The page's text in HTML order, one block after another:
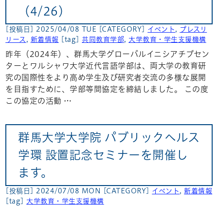
（4/26）
[投稿日] 2025/04/08 TUE [CATEGORY] イベント , プレスリ
リース , 新着情報 [tag] 共同教育学部, 大学教育・学生支援機構
昨年（2024年）、群馬大学グローバルイニシアチブセン
ターとワルシャワ大学近代言語学部は、両大学の教育研
究の国際性をより高め学生及び研究者交流の多様な展開
を目指すために、学部等間協定を締結しました。 この度
この協定の活動 …
群馬大学大学院 パブリックヘルス
学環 設置記念セミナーを開催し
ます。
[投稿日] 2024/07/08 MON [CATEGORY] イベント ,新着情報
[tag] 大学教育・学生支援機構